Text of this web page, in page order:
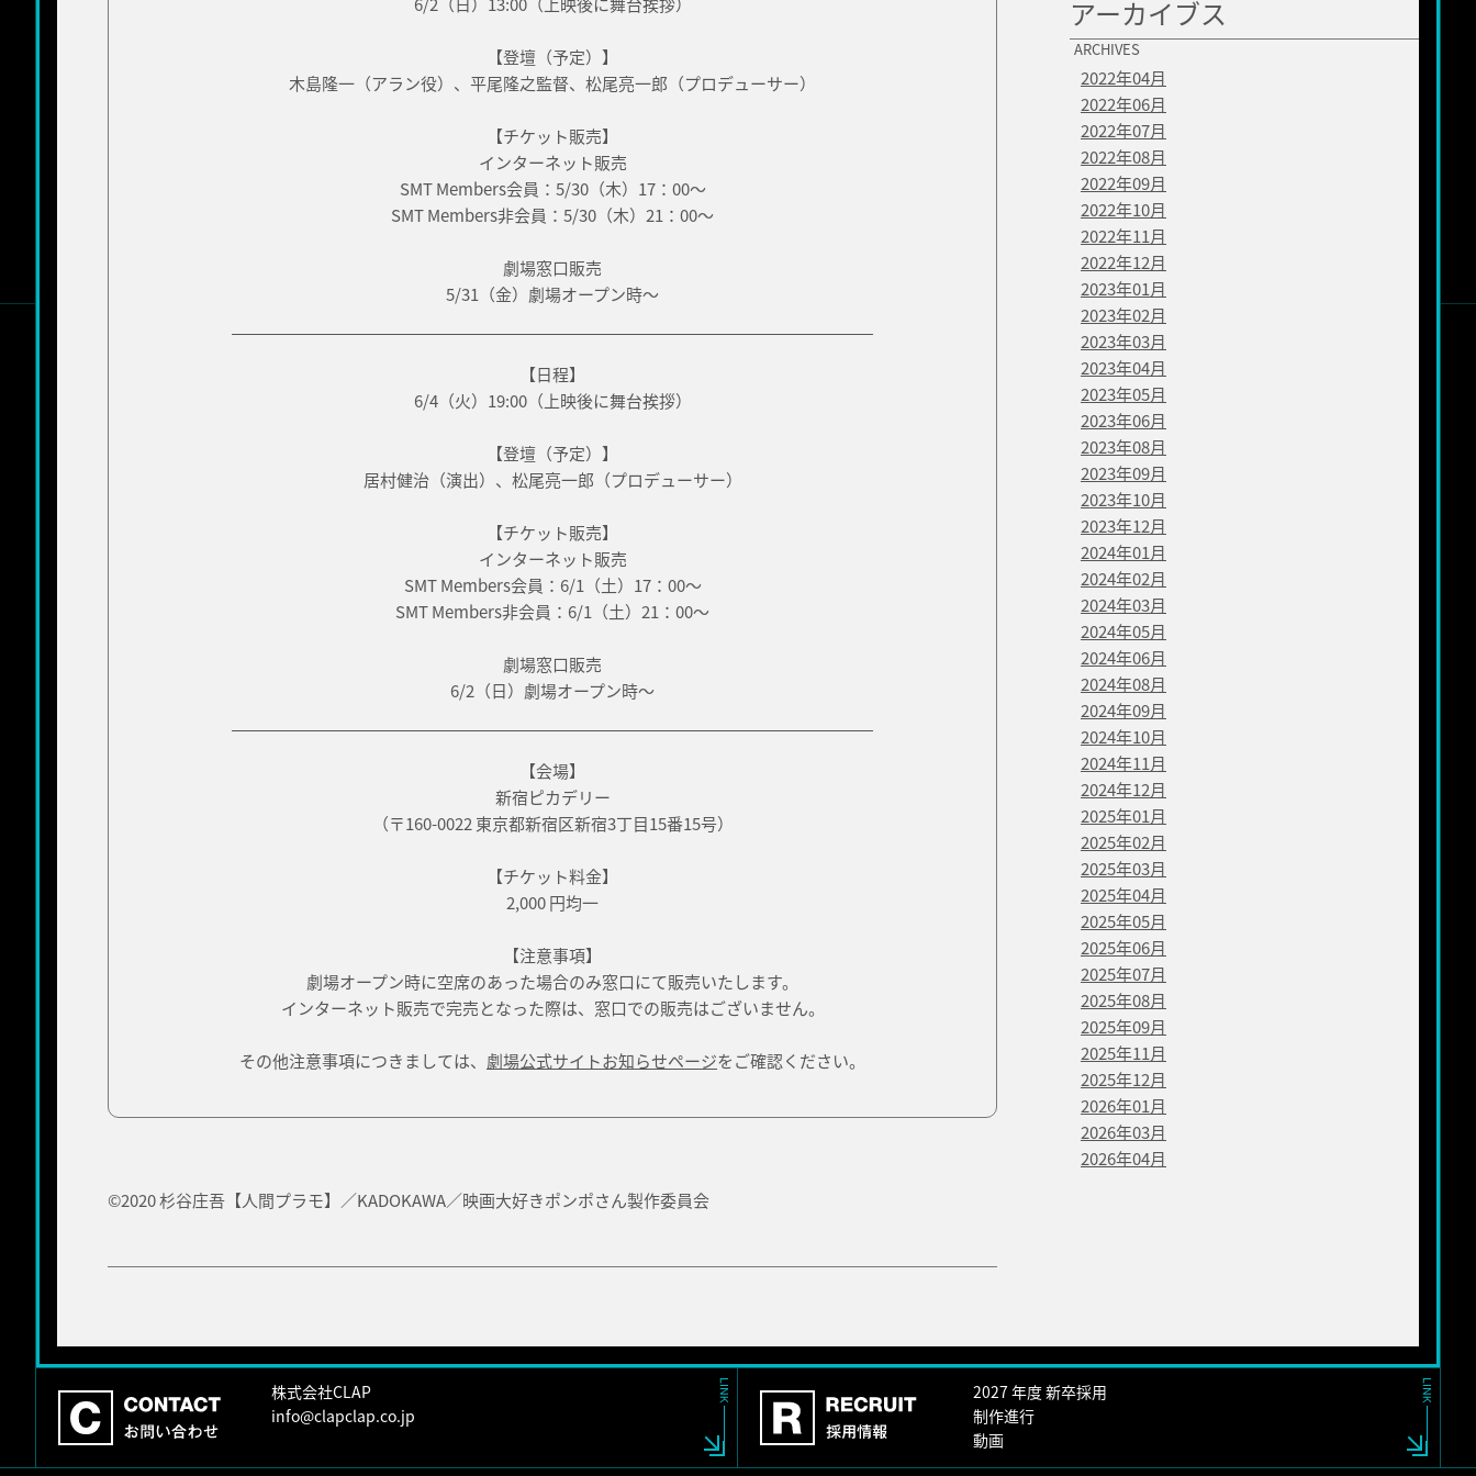
【登壇（予定）】
木島隆一（アラン役）、平尾隆之監督、松尾亮一郎（プロデューサー）
【チケット販売】
インターネット販売
SMT Members会員：5/30（木）17：00～
SMT Members非会員：5/30（木）21：00～
劇場窓口販売
5/31（金）劇場オープン時～
【日程】
6/4（火）19:00（上映後に舞台挨拶）
【登壇（予定）】
居村健治（演出）、松尾亮一郎（プロデューサー）
【チケット販売】
インターネット販売
SMT Members会員：6/1（土）17：00～
SMT Members非会員：6/1（土）21：00～
劇場窓口販売
6/2（日）劇場オープン時～
【会場】
新宿ピカデリー
（〒160-0022 東京都新宿区新宿3丁目15番15号）
【チケット料金】
2,000 円均一
【注意事項】
劇場オープン時に空席のあった場合のみ窓口にて販売いたします。
インターネット販売で完売となった際は、窓口での販売はございません。
その他注意事項につきましては、 劇場公式サイトお知らせページをご確認ください。
©2020 杉谷庄吾【人間プラモ】／KADOKAWA／映画大好きポンポさん製作委員会
アーカイブス
ARCHIVES
2022年04月
2022年06月
2022年07月
2022年08月
2022年09月
2022年10月
2022年11月
2022年12月
2023年01月
2023年02月
2023年03月
2023年04月
2023年05月
2023年06月
2023年08月
2023年09月
2023年10月
2023年12月
2024年01月
2024年02月
2024年03月
2024年05月
2024年06月
2024年08月
2024年09月
2024年10月
2024年11月
2024年12月
2025年01月
2025年02月
2025年03月
2025年04月
2025年05月
2025年06月
2025年07月
2025年08月
2025年09月
2025年11月
2025年12月
2026年01月
2026年03月
2026年04月
株式会社CLAP
info@clapclap.co.jp
2027 年度 新卒採用
制作進行
動画